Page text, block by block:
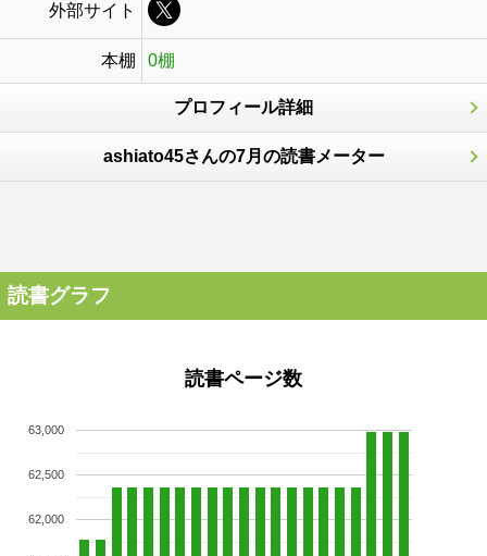
外部サイト
本棚 0棚
プロフィール詳細
ashiato45さんの7月の読書メーター
読書グラフ
読書ページ数
62,000
62,500
63,000